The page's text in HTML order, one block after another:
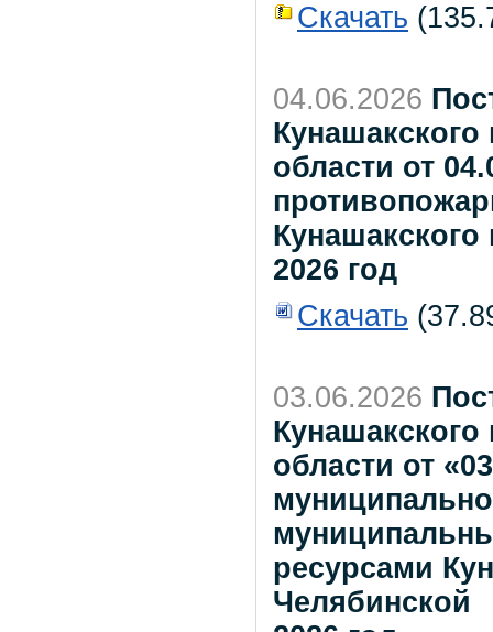
Скачать
04.06.2026
области от
Кунашакского
2026 год
Скачать
03.06.2026
области от
ресурсами
Челябинской